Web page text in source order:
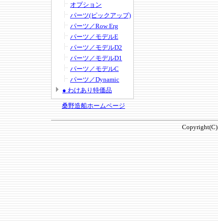
オプション
パーツ(ピックアップ)
パーツ／Row Erg
パーツ／モデルE
パーツ／モデルD2
パーツ／モデルD1
パーツ／モデルC
パーツ／Dynamic
● わけあり特価品
桑野造船ホームページ